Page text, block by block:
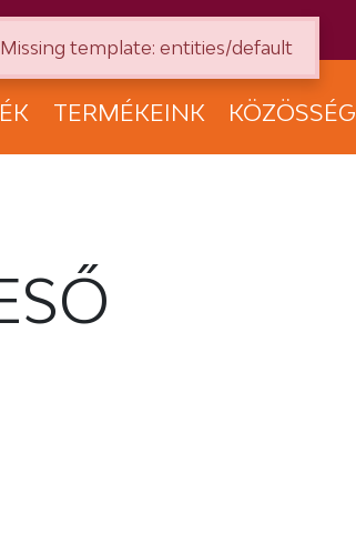
TERMÉKEINK KÖZÖSSÉG
Missing template: entities/default